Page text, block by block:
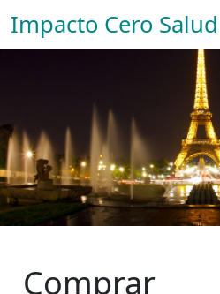
Impacto Cero Salud
Comprar